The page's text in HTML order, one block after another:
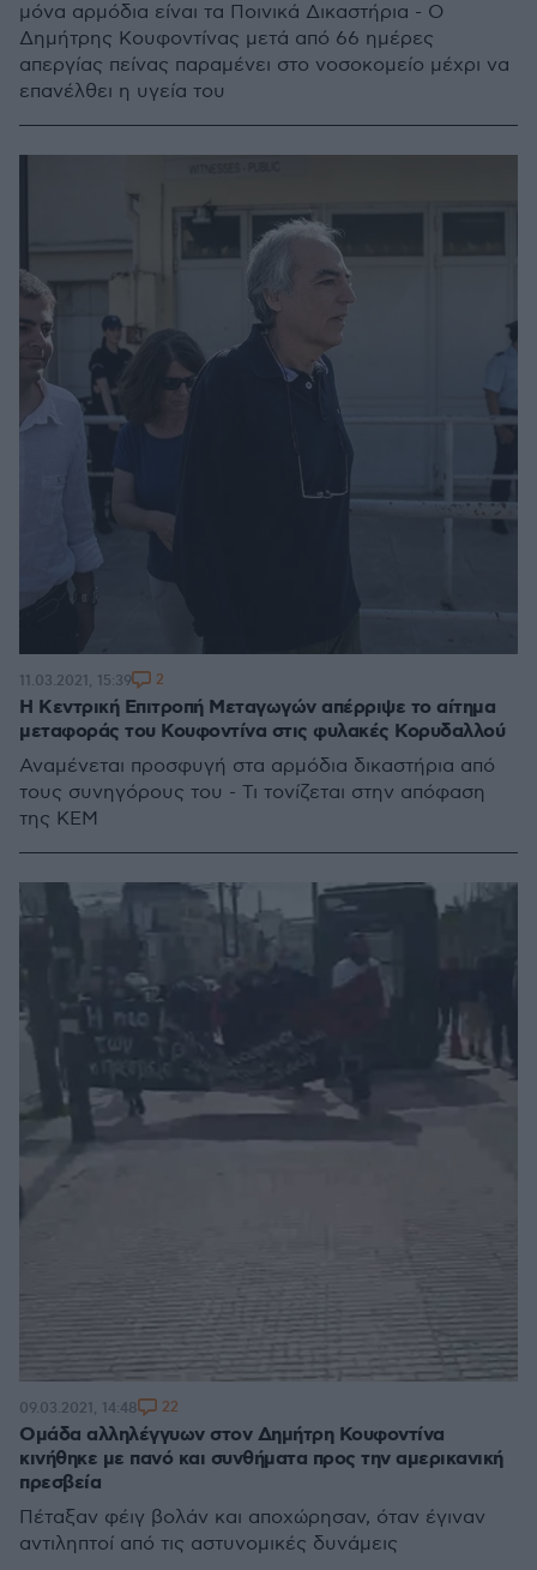
μόνα αρμόδια είναι τα Ποινικά Δικαστήρια - Ο
Δημήτρης Κουφοντίνας μετά από 66 ημέρες
απεργίας πείνας παραμένει στο νοσοκομείο μέχρι να
επανέλθει η υγεία του
Η Κεντρική Επιτροπή Μεταγωγών απέρριψε το αίτημα
μεταφοράς του Κουφοντίνα στις φυλακές Κορυδαλλού
Αναμένεται προσφυγή στα αρμόδια δικαστήρια από
τους συνηγόρους του - Τι τονίζεται στην απόφαση
της ΚΕΜ
11.03.2021, 15:39 2
Ομάδα αλληλέγγυων στον Δημήτρη Κουφοντίνα
κινήθηκε με πανό και συνθήματα προς την αμερικανική
πρεσβεία
Πέταξαν φέιγ βολάν και αποχώρησαν, όταν έγιναν
αντιληπτοί από τις αστυνομικές δυνάμεις
09.03.2021, 14:48 22